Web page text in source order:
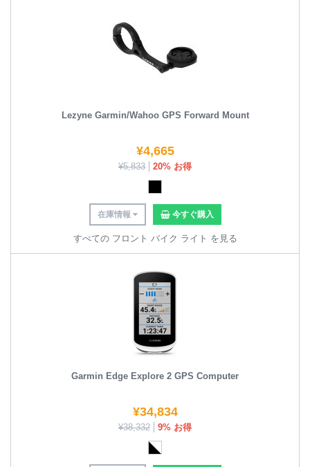
Lezyne Garmin/Wahoo GPS Forward Mount
¥4,665
¥5,833 20% お得
在庫情報 今すぐ購入
すべての フロント バイク ライト を見る
Garmin Edge Explore 2 GPS Computer
¥34,834
¥38,332 9% お得